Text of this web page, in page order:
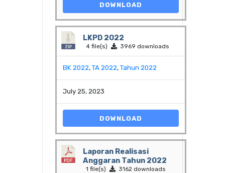
DOWNLOAD
LKPD 2022
4 file(s) 3969 downloads
BK 2022, TA 2022, Tahun 2022
July 25, 2023
DOWNLOAD
Laporan Realisasi
Anggaran Tahun 2022
1 file(s) 3162 downloads